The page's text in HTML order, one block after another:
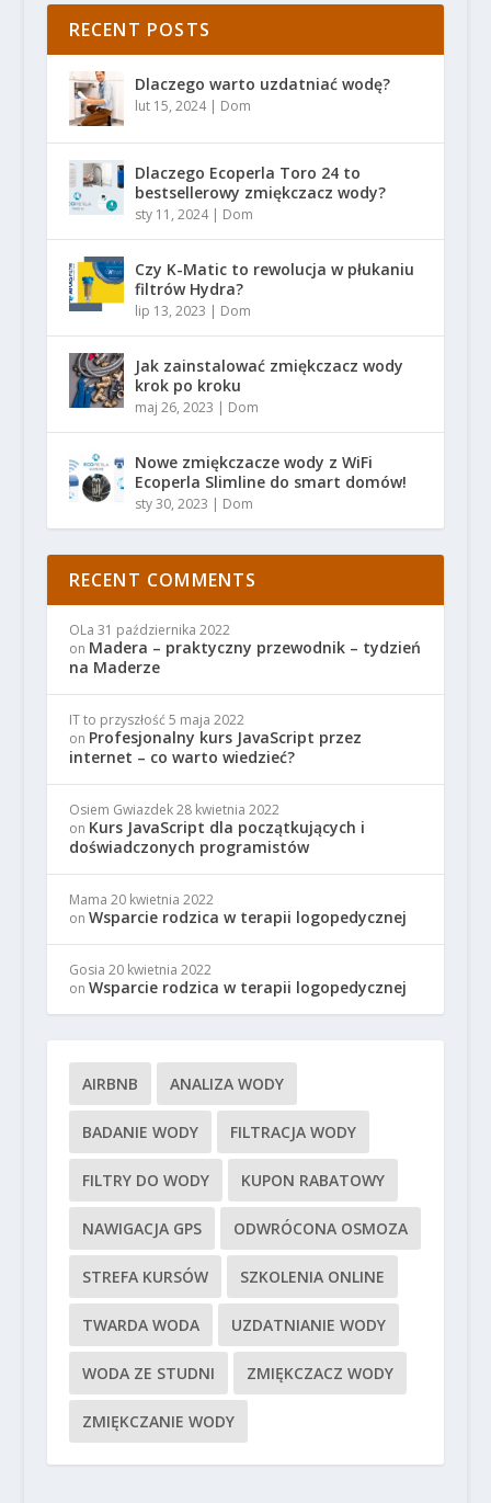
RECENT POSTS
Dlaczego warto uzdatniać wodę?
lut 15, 2024| Dom
Dlaczego Ecoperla Toro 24 to
bestsellerowy zmiękczacz wody?
sty 11, 2024| Dom
Czy K-Matic to rewolucja w płukaniu
filtrów Hydra?
lip 13, 2023 | Dom
Jak zainstalować zmiękczacz wody
krok po kroku
maj 26, 2023 | Dom
Nowe zmiękczacze wody z WiFi
Ecoperla Slimline do smart domów!
sty 30, 2023 | Dom
RECENT COMMENTS
OLa 31 października 2022
on Madera – praktyczny przewodnik – tydzień
na Maderze
IT to przyszłość 5 maja 2022
on Profesjonalny kurs JavaScript przez
internet – co warto wiedzieć?
Osiem Gwiazdek 28 kwietnia 2022
on Kurs JavaScript dla początkujących i
doświadczonych programistów
Mama 20 kwietnia 2022
on Wsparcie rodzica w terapii logopedycznej
Gosia 20 kwietnia 2022
on Wsparcie rodzica w terapii logopedycznej
AIRBNB ANALIZA WODY
BADANIE WODY FILTRACJA WODY
FILTRY DO WODY KUPON RABATOWY
NAWIGACJA GPS ODWRÓCONA OSMOZA
STREFA KURSÓW SZKOLENIA ONLINE
TWARDA WODA UZDATNIANIE WODY
WODA ZE STUDNI ZMIĘKCZACZ WODY
ZMIĘKCZANIE WODY